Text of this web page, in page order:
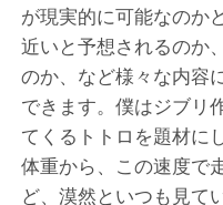
が現実的に可能なのか
近いと予想されるのか
のか、など様々な内容
できます。僕はジブリ
てくるトトロを題材に
体重から、この速度で
ど、漠然といつも見て